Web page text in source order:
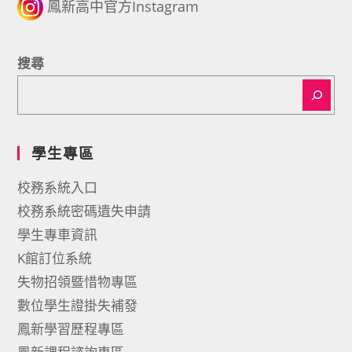
鳳新高中官方Instagram
搜尋
學生專區
校務系統入口
校務系統密碼遺失申請
學生專車資訊
K館訂位系統
失物招領暨惜物專區
數位學生證掛失補發
鳳新學習歷程專區